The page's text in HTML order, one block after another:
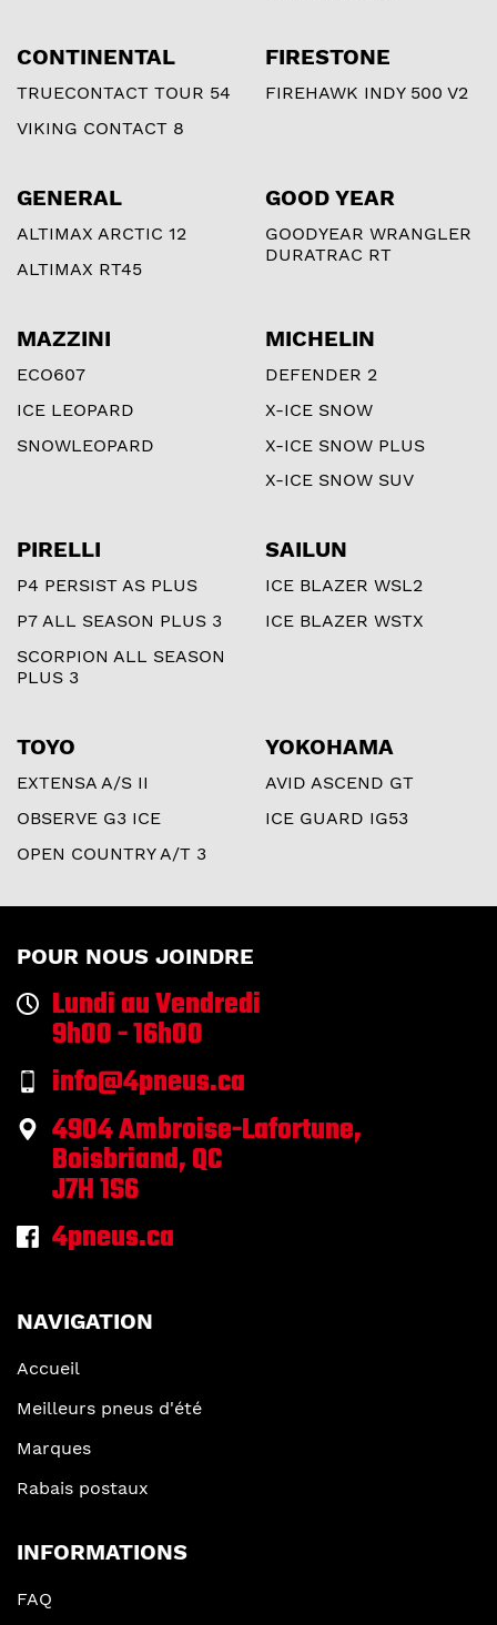
CONTINENTAL
TRUECONTACT TOUR 54
VIKING CONTACT 8
FIRESTONE
FIREHAWK INDY 500 V2
GENERAL
ALTIMAX ARCTIC 12
ALTIMAX RT45
GOOD YEAR
GOODYEAR WRANGLER
DURATRAC RT
MAZZINI
ECO607
ICE LEOPARD
SNOWLEOPARD
MICHELIN
DEFENDER 2
X-ICE SNOW
X-ICE SNOW PLUS
X-ICE SNOW SUV
PIRELLI
P4 PERSIST AS PLUS
P7 ALL SEASON PLUS 3
SCORPION ALL SEASON
PLUS 3
SAILUN
ICE BLAZER WSL2
ICE BLAZER WSTX
TOYO
EXTENSA A/S II
OBSERVE G3 ICE
OPEN COUNTRY A/T 3
YOKOHAMA
AVID ASCEND GT
ICE GUARD IG53
POUR NOUS JOINDRE
Lundi au Vendredi
9h00 - 16h00
info@4pneus.ca
4904 Ambroise-Lafortune,
Boisbriand, QC
J7H 1S6
4pneus.ca
NAVIGATION
Accueil
Meilleurs pneus d'été
Marques
Rabais postaux
INFORMATIONS
FAQ